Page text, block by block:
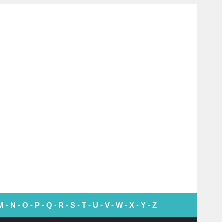
- N - O - P - Q - R - S - T - U - V - W - X - Y - Z